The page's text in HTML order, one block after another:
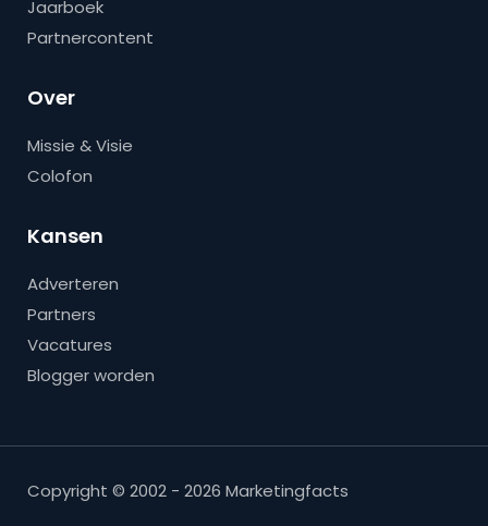
Jaarboek
Partnercontent
Over
Missie & Visie
Colofon
Kansen
Adverteren
Partners
Vacatures
Blogger worden
Copyright © 2002 - 2026 Marketingfacts